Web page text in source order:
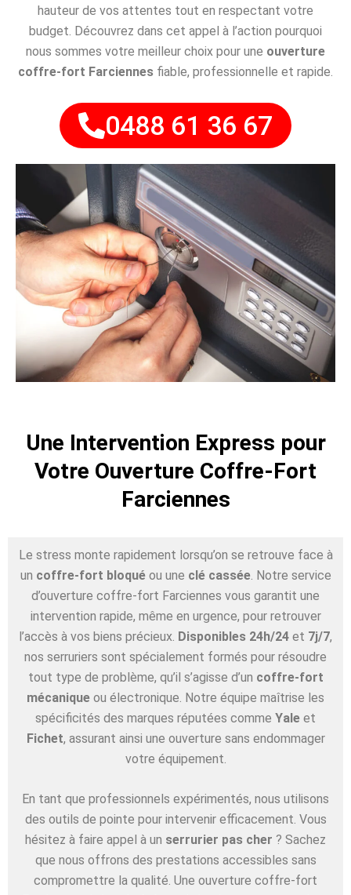
hauteur de vos attentes tout en respectant votre
budget. Découvrez dans cet appel à l’action pourquoi
nous sommes votre meilleur choix pour une ouverture
coffre-fort Farciennes fiable, professionnelle et rapide.
0488 61 36 67
Une Intervention Express pour
Votre Ouverture Coffre-Fort
Farciennes
Le stress monte rapidement lorsqu’on se retrouve face à
un coffre-fort bloquéou une clé cassée. Notre service
d’ouverture coffre-fort Farciennes vous garantit une
intervention rapide, même en urgence, pour retrouver
l’accès à vos biens précieux. Disponibles 24h/24 et 7j/7,
nos serruriers sont spécialement formés pour résoudre
tout type de problème, qu’il s’agisse d’un coffre-fort
mécanique ou électronique. Notre équipe maîtrise les
spécificités des marques réputées comme Yale et
Fichet, assurant ainsi une ouverture sans endommager
votre équipement.
En tant que professionnels expérimentés, nous utilisons
des outils de pointe pour intervenir efficacement. Vous
hésitez à faire appel à un serrurier pas cher ? Sachez
que nous offrons des prestations accessibles sans
compromettre la qualité. Une ouverture coffre-fort